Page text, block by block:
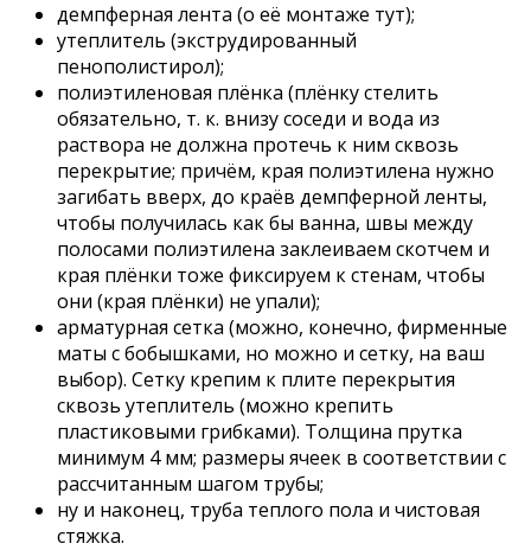
демпферная лента (о её монтаже тут);
утеплитель (экструдированный
пенополистирол);
полиэтиленовая плёнка (плёнку стелить
обязательно, т. к. внизу соседи и вода из
раствора не должна протечь к ним сквозь
перекрытие; причём, края полиэтилена нужно
загибать вверх, до краёв демпферной ленты,
чтобы получилась как бы ванна, швы между
полосами полиэтилена заклеиваем скотчем и
края плёнки тоже фиксируем к стенам, чтобы
они (края плёнки) не упали);
арматурная сетка (можно, конечно, фирменные
маты с бобышками, но можно и сетку, на ваш
выбор). Сетку крепим к плите перекрытия
сквозь утеплитель (можно крепить
пластиковыми грибками). Толщина прутка
минимум 4 мм; размеры ячеек в соответствии с
рассчитанным шагом трубы;
ну и наконец, труба теплого пола и чистовая
стяжка.